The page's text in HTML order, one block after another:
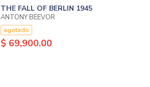
THE FALL OF BERLIN 1945
ANTONY BEEVOR
agotado
$ 69,900.00